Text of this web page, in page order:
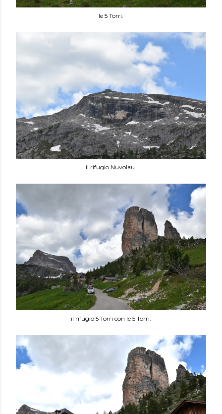
le 5 Torri.
il rifugio Nuvolau.
il rifugio 5 Torri con le 5 Torri.